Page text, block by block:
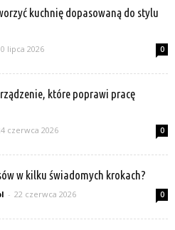
kuchnię dopasowaną do stylu
lipca 2026 0
które poprawi pracę
czerwca 2026 0
w kilku świadomych krokach?
- 22 czerwca 2026 0